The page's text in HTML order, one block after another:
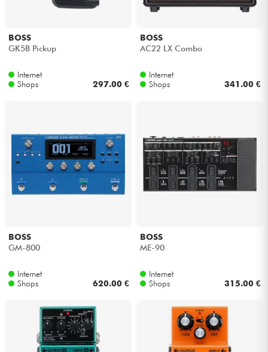
BOSS
GK5B Pickup
Internet
Shops
297.00 €
BOSS
AC22 LX Combo
Internet
Shops
341.00 €
BOSS
GM-800
Internet
Shops
620.00 €
BOSS
ME-90
Internet
Shops
315.00 €